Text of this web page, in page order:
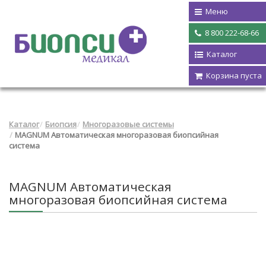
Меню
8 800 222-68-66
Каталог
Корзина пуста
Каталог Биопсия
Многоразовые системы
MAGNUM Автоматическая многоразовая биопсийная
система
MAGNUM Автоматическая
многоразовая биопсийная система